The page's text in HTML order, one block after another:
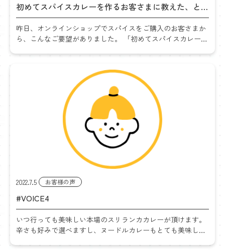
初めてスパイスカレーを作るお客さまに教えた、とっ
ておきのレシピ
昨日、オンラインショップでスパイスをご購入のお客さまか
ら、こんなご要望がありました。 「初めてスパイスカレーに
2022.7.5 お客様の声
#VOICE4
いつ行っても美味しい本場のスリランカカレーが頂けます。
辛さも好みで選べますし、ヌードルカレーもとても美味しい